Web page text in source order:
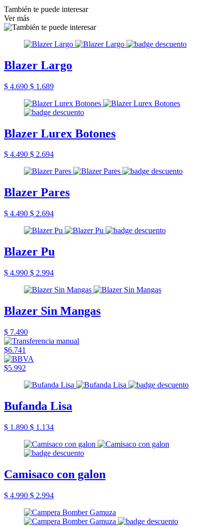
También te puede interesar
Ver más
Blazer Largo
$ 4.690 $ 1.689
Blazer Lurex Botones
$ 4.490 $ 2.694
Blazer Pares
$ 4.490 $ 2.694
Blazer Pu
$ 4.990 $ 2.994
Blazer Sin Mangas
$ 7.490
$6.741
$5.992
Bufanda Lisa
$ 1.890 $ 1.134
Camisaco con galon
$ 4.990 $ 2.994